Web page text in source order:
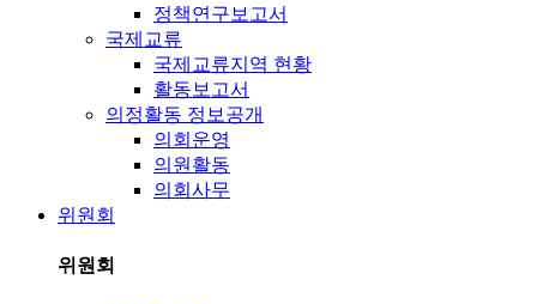
정책연구보고서
국제교류
국제교류지역 현황
활동보고서
의정활동 정보공개
의회운영
의원활동
의회사무
위원회
위원회